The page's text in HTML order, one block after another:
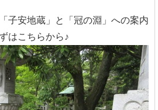
子安地蔵」と「冠の淵」への案内
はこちらから♪